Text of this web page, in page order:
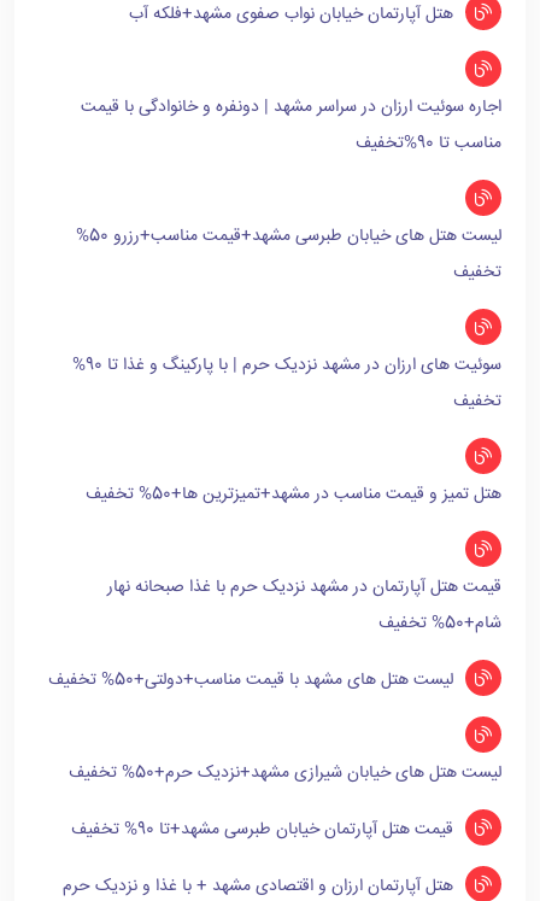
هتل آپارتمان خیابان نواب صفوی مشهد+فلکه آب
اجاره سوئیت ارزان در سراسر مشهد | دونفره و خانوادگی با قیمت
مناسب تا 90%تخفیف
لیست هتل های خیابان طبرسی مشهد+قیمت مناسب+رزرو 50%
تخفیف
سوئیت های ارزان در مشهد نزدیک حرم | با پارکینگ و غذا تا 90%
تخفیف
هتل تمیز و قیمت مناسب در مشهد+تمیزترین ها+50% تخفیف
قیمت هتل آپارتمان در مشهد نزدیک حرم با غذا صبحانه نهار
شام+50% تخفیف
لیست هتل های مشهد با قیمت مناسب+دولتی+50% تخفیف
لیست هتل های خیابان شیرازی مشهد+نزدیک حرم+50% تخفیف
قیمت هتل آپارتمان خیابان طبرسی مشهد+تا 90% تخفیف
هتل آپارتمان ارزان و اقتصادی مشهد + با غذا و نزدیک حرم